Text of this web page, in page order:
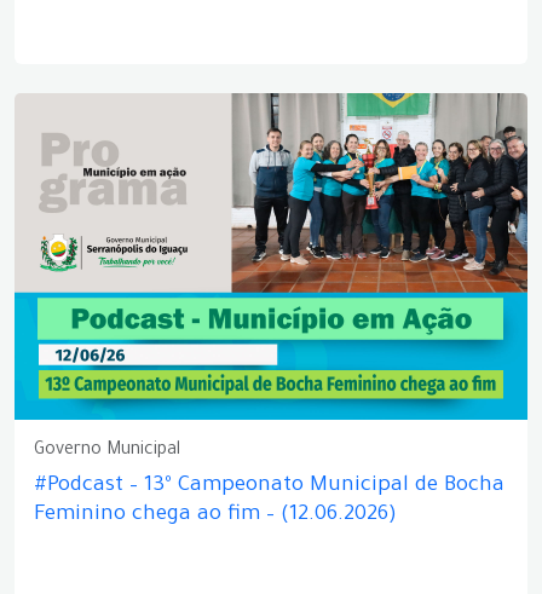
Governo Municipal
#Podcast – 13º Campeonato Municipal de Bocha
Feminino chega ao fim – (12.06.2026)